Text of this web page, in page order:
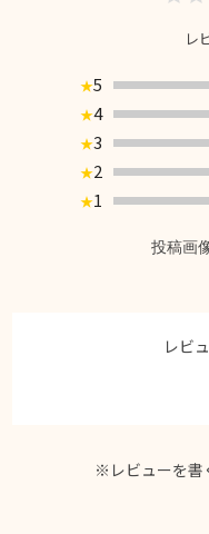
レ
★5
★4
★3
★2
★1
投稿画
レビ
※レビューを書